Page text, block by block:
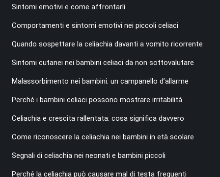
Sintomi emotivi e come affrontarli
Comportamenti e sintomi emotivi nei piccoli celiaci
Quando sospettare la celiachia davanti a vomito ricorrente
Sintomi cutanei nei bambini celiaci da non sottovalutare
Malassorbimento nei bambini: un campanello d’allarme
Perché i bambini celiaci possono mostrare irritabilità
Celiachia e crescita rallentata: cosa significa davvero
Come riconoscere la celiachia nei bambini in età scolare
Segnali di celiachia nei neonati e bambini piccoli
Perché la celiachia può causare mal di testa frequenti